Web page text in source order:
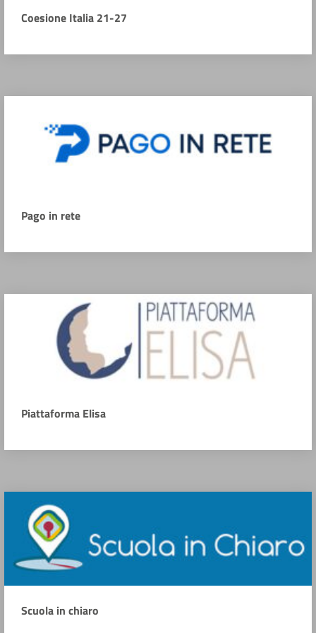
Coesione Italia 21-27
Pago in rete
Piattaforma Elisa
Scuola in chiaro